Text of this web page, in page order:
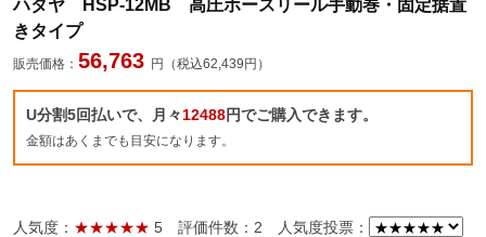
ハタヤ HSP-12MB 高圧ホースリール手動巻・固定据置
きタイプ
販売価格： 56,763 円（税込62,439円）
U分割5回払いで、月々12488円でご購入できます。
金額はあくまでも目安になります。
人気度： ★★★★★ 5 評価件数：2 人気度投票：